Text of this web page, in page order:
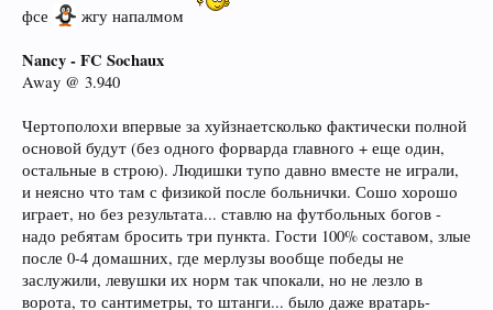
фсе жгу напалмом
Nancy - FC Sochaux
Away @ 3.940
Чертополохи впервые за хуйзнаетсколько фактически полной
основой будут (без одного форварда главного + еще один,
остальные в строю). Людишки тупо давно вместе не играли,
и неясно что там с физикой после больнички. Сошо хорошо
играет, но без результата... ставлю на футбольных богов -
надо ребятам бросить три пункта. Гости 100% составом, злые
после 0-4 домашних, где мерлузы вообще победы не
заслужили, левушки их норм так чпокали, но не лезло в
ворота, то сантиметры, то штанги... было даже вратарь-